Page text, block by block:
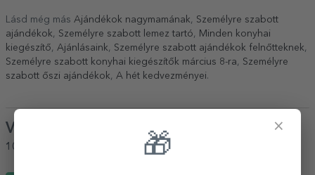
Lásd még más Ajándékok nagymamának
Személyre szabott
ajándékok
Személyre szabott lemez tartó
Minden konyhai
kiegészítő
Ajánlásaink Személyre szabott ajándékok felnőtteknek
Személyre szabott konyhai kiegészítők március 8-ra
Személyre
szabott őszi ajándékok
A hét kedvezményei.
Vélemények
)
100%
ajánlaná egy barátjának
×
🎁